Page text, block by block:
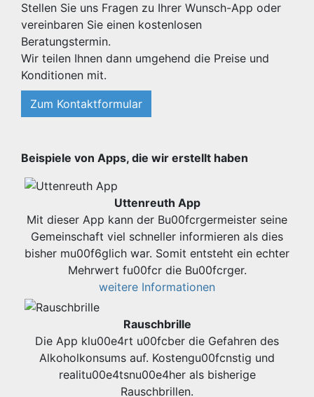
Stellen Sie uns Fragen zu Ihrer Wunsch-App oder
vereinbaren Sie einen kostenlosen
Beratungstermin.
Wir teilen Ihnen dann umgehend die Preise und
Konditionen mit.
Zum Kontaktformular
Beispiele von Apps, die wir erstellt haben
Uttenreuth App
Mit dieser App kann der Bu00fcrgermeister seine
Gemeinschaft viel schneller informieren als dies
bisher mu00f6glich war. Somit entsteht ein echter
Mehrwert fu00fcr die Bu00fcrger.
weitere Informationen
Rauschbrille
Die App klu00e4rt u00fcber die Gefahren des
Alkoholkonsums auf. Kostengu00fcnstig und
realitu00e4tsnu00e4her als bisherige
Rauschbrillen.